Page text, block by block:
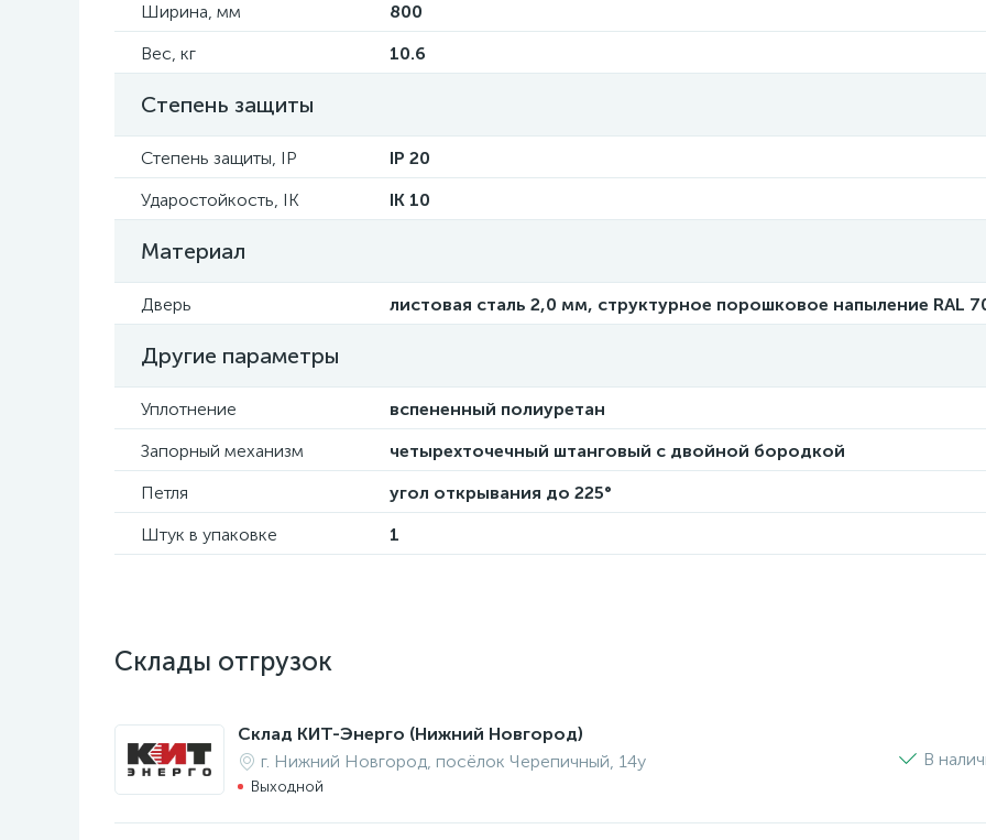
Ширина, мм
800
Вес, кг
10.6
Степень защиты
Степень защиты, IP
IP 20
Ударостойкость, IK
IK 10
Материал
Дверь листовая сталь 2,0 мм, структурное порошковое напыление RAL
Другие параметры
Уплотнение
вспененный полиуретан
Запорный механизм
четырехточечный штанговый с двойной бородкой
Петля
угол открывания до 225°
Штук в упаковке
1
Склады отгрузок
Склад КИТ-Энерго (Нижний Новгород)
г. Нижний Новгород, посёлок Черепичный, 14у
Выходной
В